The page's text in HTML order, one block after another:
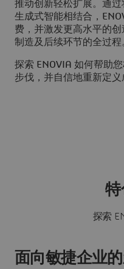
推动创新轻松扩展。通
生成式智能相结合，
费，并激发更高水平的
制造及后续环节的全过程
探索 ENOVIA 如何帮助
步伐，并自信地重新定义
特
探索
面向敏捷企业